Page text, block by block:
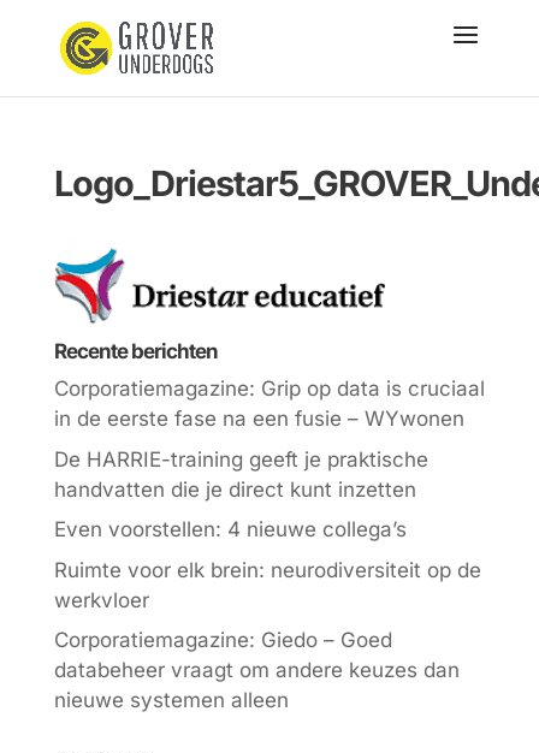
Recente berichten
Corporatiemagazine: Grip op data is cruciaal
in de eerste fase na een fusie – WYwonen
De HARRIE-training geeft je praktische
handvatten die je direct kunt inzetten
Even voorstellen: 4 nieuwe collega’s
Ruimte voor elk brein: neurodiversiteit op de
werkvloer
Corporatiemagazine: Giedo – Goed
databeheer vraagt om andere keuzes dan
nieuwe systemen alleen